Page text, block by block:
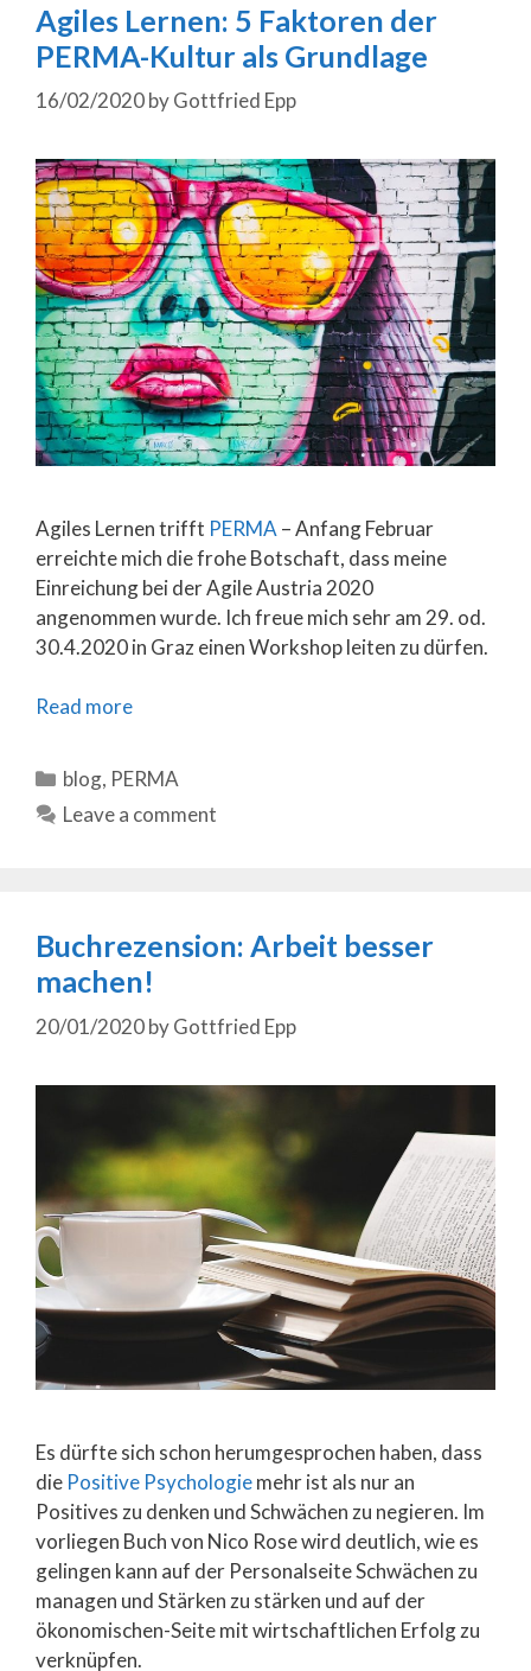
Agiles Lernen: 5 Faktoren der
PERMA-Kultur als Grundlage
16/02/2020byGottfried Epp
Agiles Lernen trifft PERMA – Anfang Februar
erreichte mich die frohe Botschaft, dass meine
Einreichung bei der Agile Austria 2020
angenommen wurde. Ich freue mich sehr am 29. od.
30.4.2020 in Graz einen Workshop leiten zu dürfen.
Read more
Categories
blog, PERMA
Leave a comment
Buchrezension: Arbeit besser
machen!
20/01/2020byGottfried Epp
Es dürfte sich schon herumgesprochen haben, dass
die Positive Psychologiemehr ist als nur an
Positives zu denken und Schwächen zu negieren. Im
vorliegen Buch von Nico Rose wird deutlich, wie es
gelingen kann auf der Personalseite Schwächen zu
managen und Stärken zu stärken und auf der
ökonomischen-Seite mit wirtschaftlichen Erfolg zu
verknüpfen.